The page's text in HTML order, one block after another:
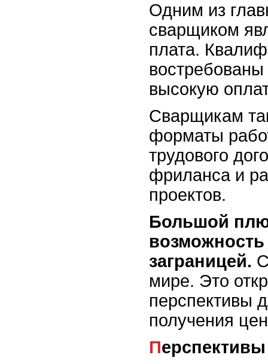
Одним из
сварщиком
плата.
высокую
Сварщикам
форматы
трудового
фриланса и
проектов.
Большой
возможность
заграницей.
мире. Это
перспективы
получения